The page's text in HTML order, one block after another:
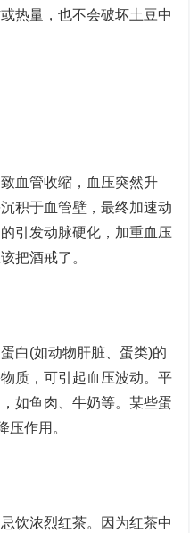
热量，也不会破坏土豆中
血管收缩，血压突然升
积于血管壁，最终加速动
引发动脉硬化，加重血压
把酒戒了。
白(如动物肝脏、蛋类)的
质，可引起血压波动。平
如鱼肉、牛奶等。某些蛋
压作用。
饮浓烈红茶。因为红茶中